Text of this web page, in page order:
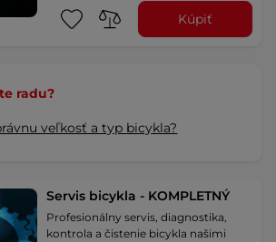
Kúpiť
radu?
veľkosť a typ bicykla?
Servis bicykla - KOMPLETNÝ
Profesionálny servis, diagnostika,
kontrola a čistenie bicykla našimi